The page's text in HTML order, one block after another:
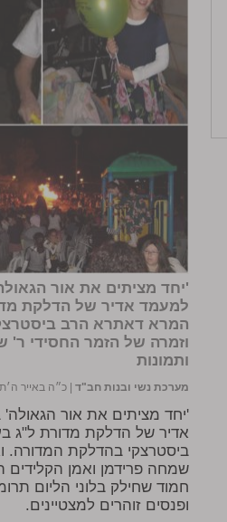
'יחד מציתים את אור
למעמד אדיר של הדלקת
המרא דאתרא הרב
וזמרה של הזמר החסידי ר'
ותמונות
מערכת נשי ובנות חב"ד כ״ה באייר
'יחד מציתים את אור
אדיר של הדלקת מדורת ל"ג
ביסטרצקי בהדלקת המדורה.
שמחה פרידמן ואמן הקלידים
חמוד שחילק בלוני הליום
ופנסים זוהרים למצטיינים.